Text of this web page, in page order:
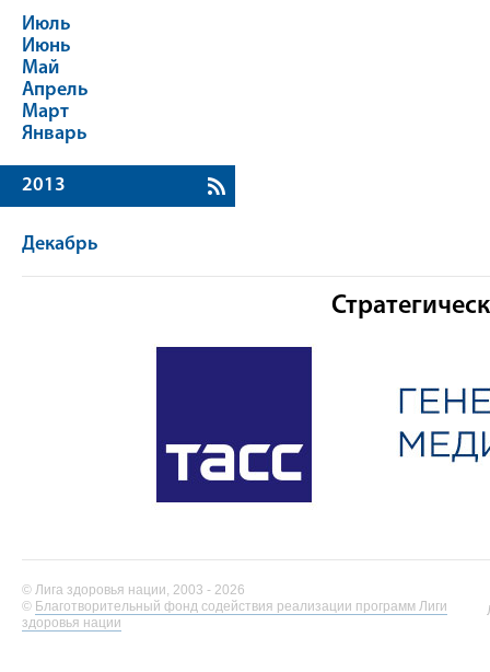
Июль
Июнь
Май
Апрель
Март
Январь
2013
Декабрь
© Лига здоровья нации, 2003 - 2026
© Благотворительный фонд содействия реализации программ Лиги
здоровья нации